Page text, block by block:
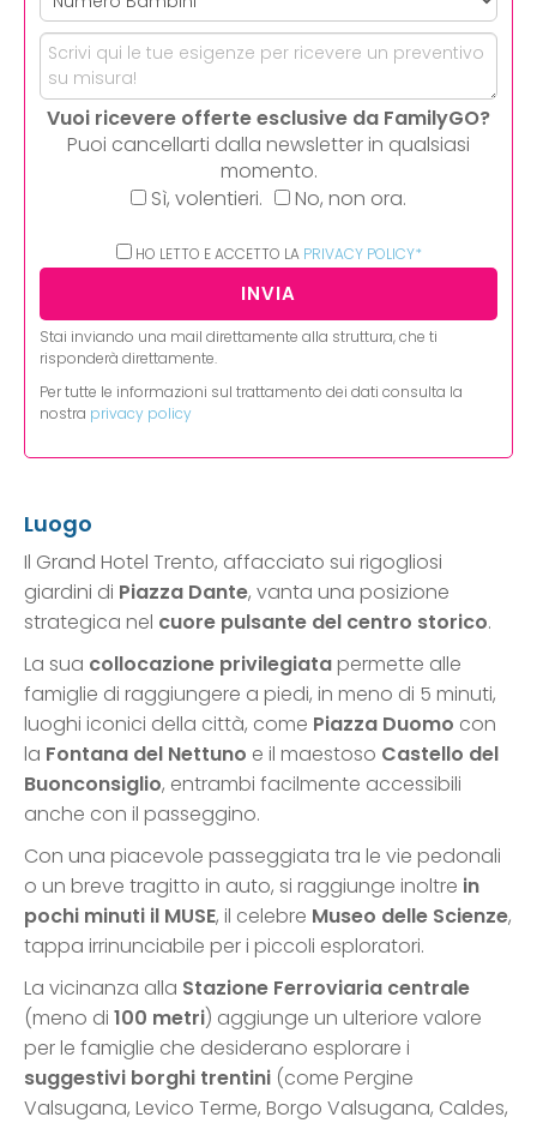
Vuoi ricevere offerte esclusive da FamilyGO?
Puoi cancellarti dalla newsletter in qualsiasi
momento.
Sì, volentieri.
No, non ora.
HO LETTO E ACCETTO LA PRIVACY POLICY*
Stai inviando una mail direttamente alla struttura, che ti
risponderà direttamente.
Per tutte le informazioni sul trattamento dei dati consulta la
nostra privacy policy
Luogo
Il Grand Hotel Trento, affacciato sui rigogliosi
giardini di Piazza Dante, vanta una posizione
strategica nel cuore pulsante del centro storico.
La sua collocazione privilegiatapermette alle
famiglie di raggiungere a piedi, in meno di 5 minuti,
luoghi iconici della città, come Piazza Duomo con
la Fontana del Nettuno e il maestoso Castello del
Buonconsiglio, entrambi facilmente accessibili
anche con il passeggino.
Con una piacevole passeggiata tra le vie pedonali
o un breve tragitto in auto, si raggiunge inoltre in
pochi minuti il MUSE, il celebre Museo delle Scienze,
tappa irrinunciabile per i piccoli esploratori.
La vicinanza alla Stazione Ferroviaria centrale
(meno di 100 metri) aggiunge un ulteriore valore
per le famiglie che desiderano esplorare i
suggestivi borghi trentini (come Pergine
Valsugana, Levico Terme, Borgo Valsugana, Caldes,